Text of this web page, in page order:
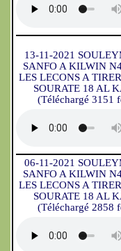
13-11-2021
SANFO A KILWIN
LES LECONS A
SOURATE 18 AL
(Téléchargé 3151
06-11-2021
SANFO A KILWIN
LES LECONS A
SOURATE 18 AL
(Téléchargé 2858